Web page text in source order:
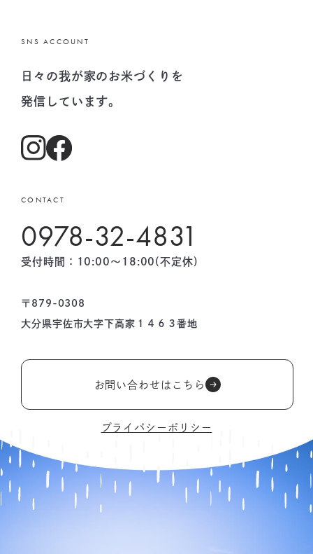
SNS ACCOUNT
日々の我が家のお米づくりを
発信しています。
CONTACT
0978-32-4831
受付時間：10:00〜18:00(不定休)
〒879-0308
大分県宇佐市大字下高家１４６３番地
お問い合わせはこちら
プライバシーポリシー